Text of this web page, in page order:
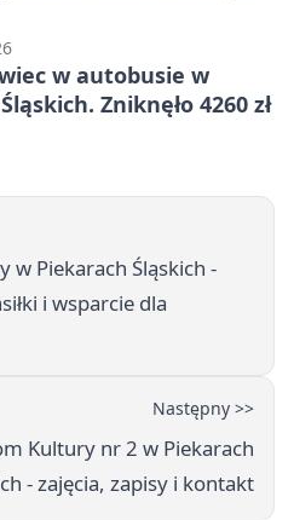
w autobusie w
Zniknęło 4260 zł
w Piekarach Śląskich -
i wsparcie dla
Następny >>
Kultury nr 2 w Piekarach
- zajęcia, zapisy i kontakt